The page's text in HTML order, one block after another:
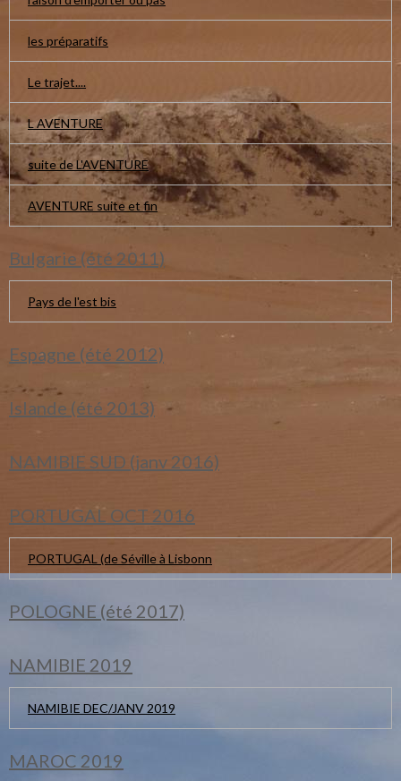
les préparatifs
Le trajet....
L AVENTURE
suite de L'AVENTURE
AVENTURE suite et fin
Bulgarie (été 2011)
Pays de l'est bis
Espagne (été 2012)
Islande (été 2013)
NAMIBIE SUD (janv 2016)
PORTUGAL OCT 2016
PORTUGAL (de Séville à Lisbonn
POLOGNE (été 2017)
NAMIBIE 2019
NAMIBIE DEC/JANV 2019
MAROC 2019